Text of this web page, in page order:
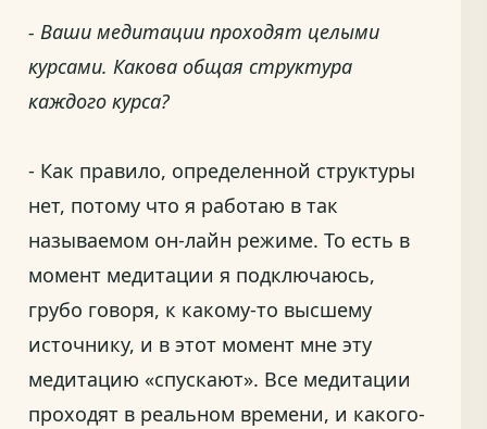
- Ваши медитации проходят целыми
курсами. Какова общая структура
каждого курса?
- Как правило, определенной структуры
нет, потому что я работаю в так
называемом он-лайн режиме. То есть в
момент медитации я подключаюсь,
грубо говоря, к какому-то высшему
источнику, и в этот момент мне эту
медитацию «спускают». Все медитации
проходят в реальном времени, и какого-